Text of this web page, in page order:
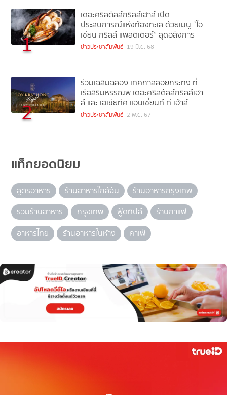
1
เดอะคริสตัลล์กริลล์เฮาส์ เปิด
ประสบการณ์แห่งท้องทะเล ด้วยเมนู “โอ
เชียน กริลล์ แพลตเตอร์” สุดอลังการ
ข่าวประชาสัมพันธ์ 19 มิ.ย. 68
2
ร่วมเฉลิมฉลอง เทศกาลลอยกระทง ที่
เรือสิริมหรรณพ เดอะคริสตัลล์กริลล์เฮา
ส์ และ เอเชียทีค แอนเชี่ยนท์ ที เฮ้าส์
ข่าวประชาสัมพันธ์ 2 พ.ย. 67
แท็กยอดนิยม
สูตรอาหาร ร้านอาหารใกล้ฉัน
ร้านอาหารกรุงเทพ
รวมร้านอาหาร
กรุงเทพ ฟู้ดทิปส์
ร้านกาแฟ
อาหารไทย
ร้านอาหารในห้าง คาเฟ่